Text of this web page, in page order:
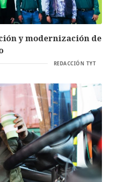
y modernización de
REDACCIÓN TYT